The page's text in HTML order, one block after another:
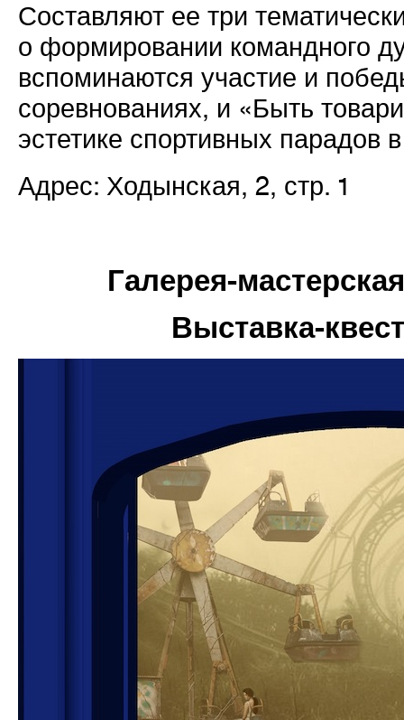
Составляют ее три
о формировании командного
вспоминаются участие и
соревнованиях, и «Быть
эстетике спортивных парадов
Адрес: Ходынская, 2, стр. 1
Галерея-
Выставка-